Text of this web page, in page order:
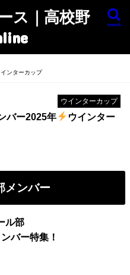
ス｜高校野
search
インターカップ
ウインターカップ
バー2025年
ウインター
メンバー
ル部
ンバー特集！